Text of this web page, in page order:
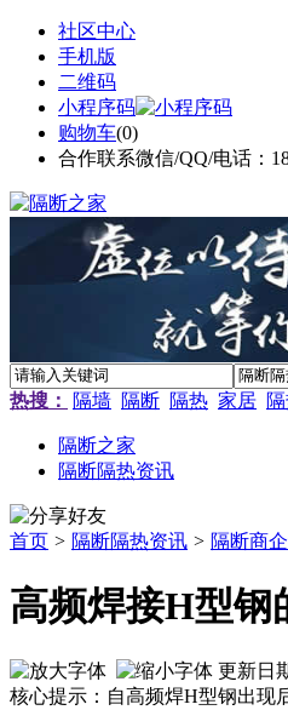
社区中心
手机版
二维码
小程序码
购物车(0)
合作联系微信/QQ/电话：
热搜： 隔墙 隔断 隔热 家居
隔断之家
隔断隔热资讯
首页 > 隔断隔热资讯 > 隔断商
高频焊接H型钢
更新日
核心提示：自高频焊H型钢出现